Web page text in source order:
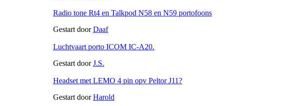
Radio tone Rt4 en Talkpod N58 en N59 portofoons
Gestart doorDaaf
Luchtvaart porto ICOM IC-A20.
Gestart doorJ.S.
Headset met LEMO 4 pin opv Peltor J11?
Gestart doorHarold